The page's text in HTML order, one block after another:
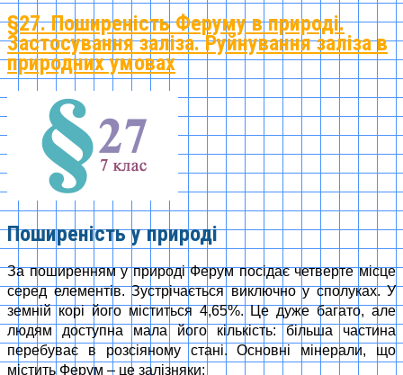
§27. Поширеність Феруму в природі.
Застосування заліза. Руйнування заліза в
природних умовах
Поширеність у природі
За поширенням у природі Ферум посідає четверте місце
серед елементів. Зустрічається виключно у сполуках. У
земній корі його міститься 4,65%. Це дуже багато, але
людям доступна мала його кількість: більша частина
перебуває в розсіяному стані. Основні мінерали, що
містить Ферум – це залізняки: